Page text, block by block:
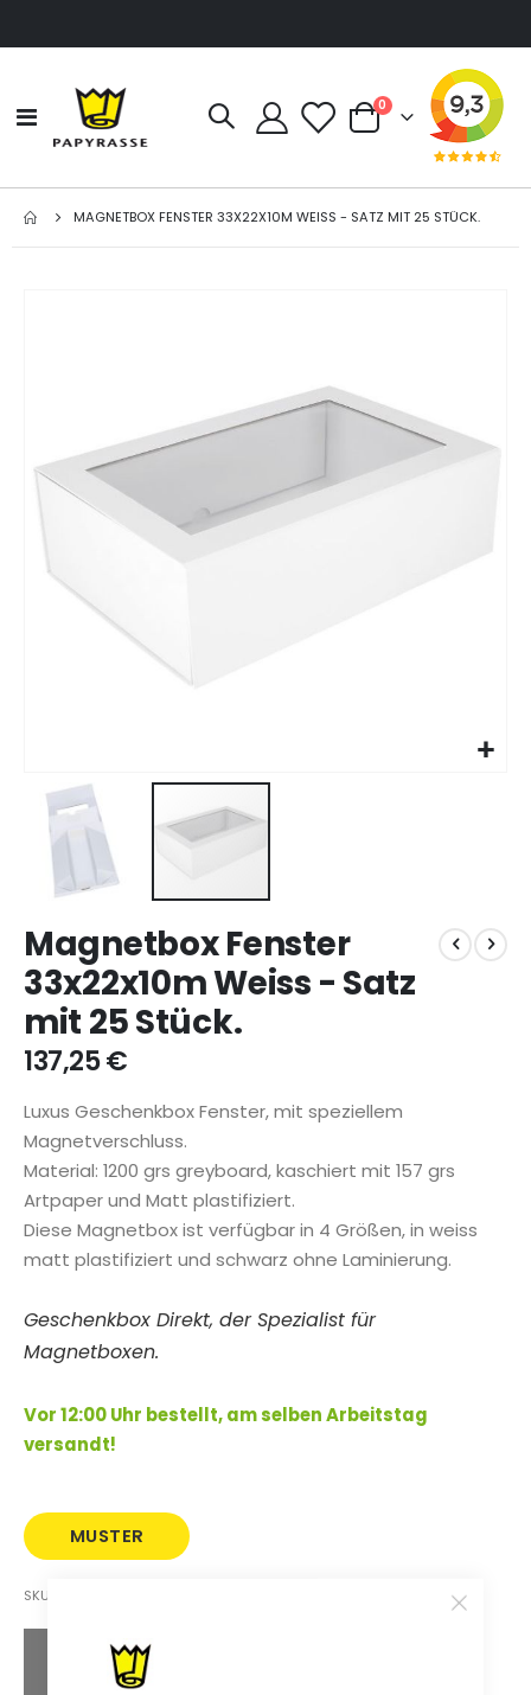
Navigation
umschalten
Cart
0Artikel
MAGNETBOX FENSTER 33X22X10M WEISS - SATZ MIT 25 STÜCK.
Anfang
der
Bildgalerie
springen
Magnetbox Fenster
33x22x10m Weiss - Satz
mit 25 Stück.
137,25 €
Luxus Geschenkbox Fenster, mit speziellem
Magnetverschluss.
Material: 1200 grs greyboard, kaschiert mit 157 grs
Artpaper und Matt plastifiziert.
Diese Magnetbox ist verfügbar in 4 Größen, in weiss
matt plastifiziert und schwarz ohne Laminierung.
Geschenkbox Direkt, der Spezialist für
Magnetboxen.
Vor 12:00 Uhr bestellt, am selben Arbeitstag
versandt!
MUSTER
SKU
Extra Mengenrabatt